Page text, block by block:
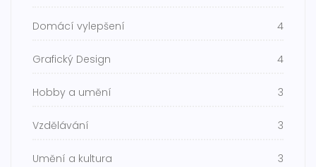
Domácí vylepšení 4
Grafický Design 4
Hobby a umění 3
Vzdělávání 3
Umění a kultura 3